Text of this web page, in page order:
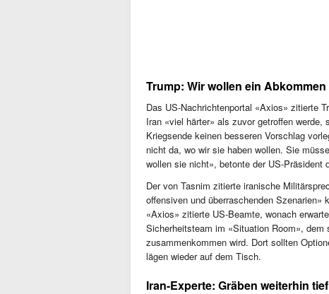
Trump: Wir wollen ein
Das US-Nachrichtenportal «Axios» zitierte
Iran «viel härter» als zuvor getroffen
Kriegsende keinen besseren Vorschlag
nicht da, wo wir sie haben wollen. Sie
wollen sie nicht», betonte der US-Präsident
Der von Tasnim zitierte iranische
offensiven und überraschenden
«Axios» zitierte US-Beamte, wonach
Sicherheitsteam im «Situation Room», dem
zusammenkommen wird. Dort sollten
lägen wieder auf dem Tisch.
Iran-Experte: Gräben weiterhin tief